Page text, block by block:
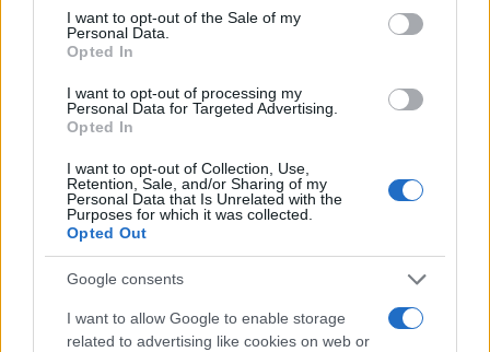
consent section.
I want to opt-out of the Sale of my
Personal Data.
Opted In
I want to opt-out of processing my
Personal Data for Targeted Advertising.
Opted In
I want to opt-out of Collection, Use,
Retention, Sale, and/or Sharing of my
Personal Data that Is Unrelated with the
Purposes for which it was collected.
Opted Out
Google consents
I want to allow Google to enable storage
related to advertising like cookies on web or
Intervención conjunta de Japón y EE.UU. para frenar la caída
Marta Ruiz · 7 Ago 2026